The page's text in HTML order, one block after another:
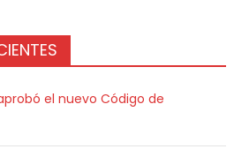
el nuevo Código de